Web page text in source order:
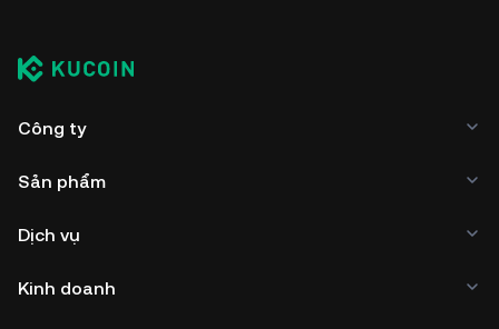
Công ty
Sản phẩm
Dịch vụ
Kinh doanh